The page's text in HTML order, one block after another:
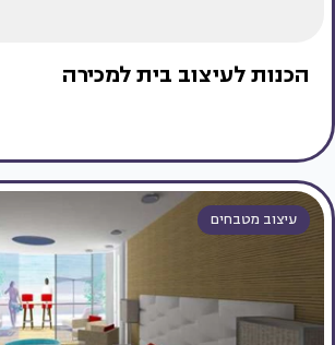
הכנות לעיצוב בית למכירה
עיצוב מטבחים